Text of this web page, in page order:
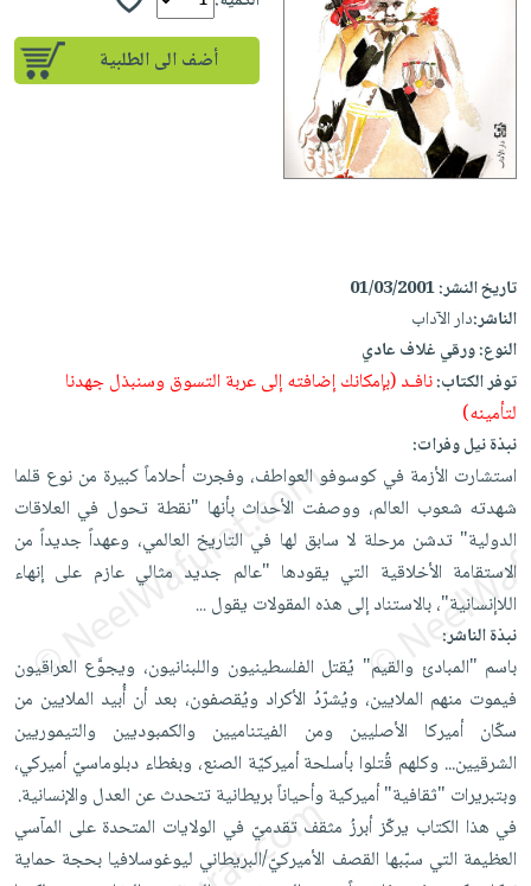
إختياراتنا
كتب
أكاديمية
صندوق
القراءة
iKitab
حدود
أسئلة
يتكرر
على
Android
تحميل
iKitab
على
Apple
أسئلة
طرحها
تحميل
masmu3
على
masmu3
على
Apple
المواضيع
الأكثر
مبيعاً
إختياراتنا
وسائل
القراءة
جوائز
الصحة
والعناية
الشخصية
جديد
أجهزة
العناية
الشخصية
العناية
وتصفيف
الشعر
العناية
بالجسم
العناية
بالأسنان
الحمية
والتغذية
المطبخ
والسفرة
جديد
الكل
أواني
الطهي
أدوات
الخبز
أدوات
المائدة
الأوعية
والتخزين
أدوات
المطبخ
متجر
الهدايا
أقسام
الأكثر
مبيعاً
العودة
للمدارس
اكسسوارات
كتب
اكسسوارات
منزلية
اكسسوارات
ملابس
شحن
مجاني
بنود
مختارة
اشتراكات
كل
الاشتراكات
صندوق
القراءة
iKitab
بحث
متقدم
نيل
أضف الى الطلبية
تاريخ النشر:01/03/2001
الناشر:دار الآداب
النوع:ورقي غلاف عادي
توفر الكتاب:نافـد (بإمكانك إضافته إلى عربة التسوق وسنبذل جهدنا
لتأمينه)
نبذة نيل وفرات:
استشارت الأزمة في كوسوفو العواطف، وفجرت أحلاماً كبيرة من نوع قلما
شهدته شعوب العالم، ووصفت الأحداث بأنها "نقطة تحول في العلاقات
الدولية" تدشن مرحلة لا سابق لها في التاريخ العالمي، وعهداً جديداً من
الاستقامة الأخلاقية التي يقودها "عالم جديد مثالي عازم على إنهاء
اللاإنسانية"، بالاستناد إلى هذه المقولات يقول...
نبذة الناشر:
باسم "المبادئ والقيم" يُقتل الفلسطينيون واللبنانيون، ويجوَّع العراقيون
فيموت منهم الملايين، ويُشرّدُ الأكراد ويُقصفون، بعد أن أُبيد الملايين من
سكّان أميركا الأصليين ومن الفيتناميين والكمبوديين والتيموريين
الشرقيين... وكلهم قُتلوا بأسلحة أميركيّة الصنع، وبغطاء دبلوماسيّ أميركي،
وبتبريرات "ثقافية" أميركية وأحياناً بريطانية تتحدث عن العدل والإنسانية.
في هذا الكتاب يركّز أبرزُ مثقف تقدميّ في الولايات المتحدة على المآسي
العظيمة التي سبّبها القصف الأميركيّ/البريطاني ليوغوسلافيا بحجة حماية